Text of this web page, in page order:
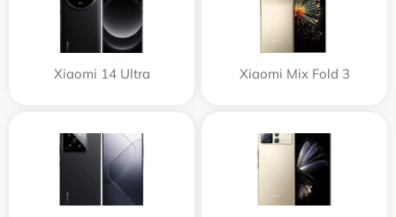
Xiaomi 14 Ultra Xiaomi Mix Fold 3